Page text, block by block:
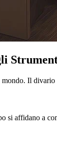
Il
si affidano a